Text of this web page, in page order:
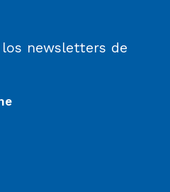
newsletters de